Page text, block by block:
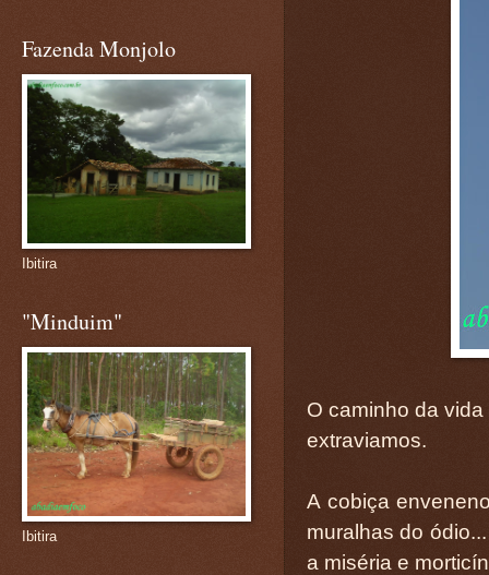
O caminho da
extraviamos.
A cobiça
muralhas do
a miséria e
Fazenda Monjolo
Ibitira
"Minduim"
Ibitira